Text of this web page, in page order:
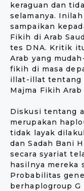
keraguan dan
selamanya.
sampaikan
Fikih di Arab
tes DNA. Kritik
Arab yang
fikih di masa
illat-illat tentang
Majma Fikih
Diskusi tentang
merupakan
tidak layak
dan Sadah Bani
secara syariat
hasilnya mereka
Probabilitas
berhaplogroup